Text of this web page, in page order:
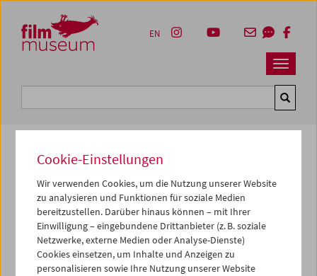
Zum Inhalt
Zum Hauptmenü
Zur Servicenavigation
Zum Suche
Navbar
EN
Kulturerbe digital
Greifzug
1993, Super 8, Farbe,14 min
Regie:Hanna Schimek
Kamera:Gustav Deutsch
Cookie-Einstellungen
Wir verwenden Cookies, um die Nutzung unserer Website
zu analysieren und Funktionen für soziale Medien
bereitzustellen. Darüber hinaus können – mit Ihrer
Einwilligung – eingebundene Drittanbieter (z. B. soziale
Netzwerke, externe Medien oder Analyse-Dienste)
Cookies einsetzen, um Inhalte und Anzeigen zu
personalisieren sowie Ihre Nutzung unserer Website